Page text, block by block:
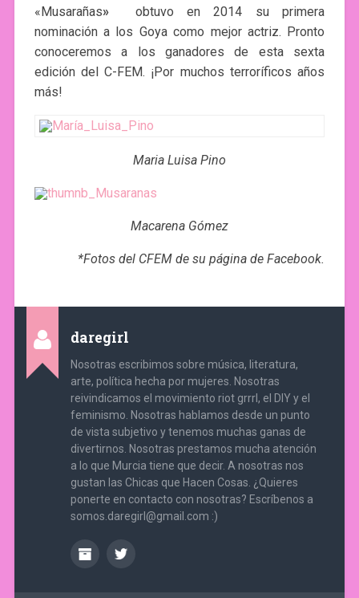
«Musarañas»
obtuvo en 2014 su primera
nominación a los Goya como mejor actriz. Pronto
conoceremos a los ganadores de esta sexta
edición del C-FEM. ¡Por muchos terroríficos años
más!
Maria Luisa Pino
Macarena Gómez
*Fotos del CFEM de su página de Facebook.
daregirl
Nosotras escribimos sobre música, literatura,
arte, política hecha por mujeres. Nosotras
reivindicamos el movimiento riot grrrl, el DIY y el
feminismo. Nosotras hablamos desde un punto
de vista subjetivo y tenemos muchas ganas de
divertirnos. Nosotras prestamos mucha atención
a lo que Murcia tiene que decir. A nosotras nos
gustan las Chicas que Hacen Cosas. ¿Quieres
ponerte en contacto con nosotras? Escríbenos a
somos.daregirl@gmail.com :)